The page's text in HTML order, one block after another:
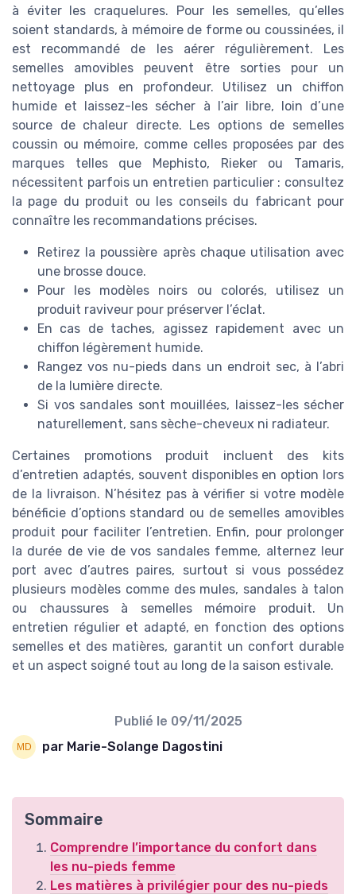
à éviter les craquelures. Pour les semelles, qu’elles
soient standards, à mémoire de forme ou coussinées, il
est recommandé de les aérer régulièrement. Les
semelles amovibles peuvent être sorties pour un
nettoyage plus en profondeur. Utilisez un chiffon
humide et laissez-les sécher à l’air libre, loin d’une
source de chaleur directe. Les options de semelles
coussin ou mémoire, comme celles proposées par des
marques telles que Mephisto, Rieker ou Tamaris,
nécessitent parfois un entretien particulier : consultez
la page du produit ou les conseils du fabricant pour
connaître les recommandations précises.
Retirez la poussière après chaque utilisation avec
une brosse douce.
Pour les modèles noirs ou colorés, utilisez un
produit raviveur pour préserver l’éclat.
En cas de taches, agissez rapidement avec un
chiffon légèrement humide.
Rangez vos nu-pieds dans un endroit sec, à l’abri
de la lumière directe.
Si vos sandales sont mouillées, laissez-les sécher
naturellement, sans sèche-cheveux ni radiateur.
Certaines promotions produit incluent des kits
d’entretien adaptés, souvent disponibles en option lors
de la livraison. N’hésitez pas à vérifier si votre modèle
bénéficie d’options standard ou de semelles amovibles
produit pour faciliter l’entretien. Enfin, pour prolonger
la durée de vie de vos sandales femme, alternez leur
port avec d’autres paires, surtout si vous possédez
plusieurs modèles comme des mules, sandales à talon
ou chaussures à semelles mémoire produit. Un
entretien régulier et adapté, en fonction des options
semelles et des matières, garantit un confort durable
et un aspect soigné tout au long de la saison estivale.
Publié le 09/11/2025
par Marie-Solange Dagostini
Sommaire
Comprendre l’importance du confort dans
les nu-pieds femme
Les matières à privilégier pour des nu-pieds